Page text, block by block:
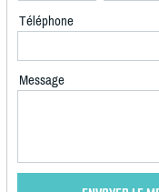
Téléphone
Message